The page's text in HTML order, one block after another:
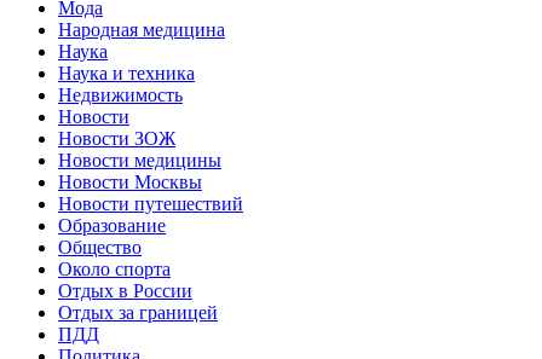
Мода
Народная медицина
Наука
Наука и техника
Недвижимость
Новости
Новости ЗОЖ
Новости медицины
Новости Москвы
Новости путешествий
Образование
Общество
Около спорта
Отдых в России
Отдых за границей
ПДД